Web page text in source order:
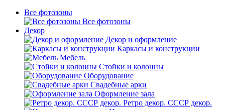
Все фотозоны
Все фотозоны
Декор
Декор и оформление
Каркасы и конструкции
Мебель
Стойки и колонны
Оборудование
Свадебные арки
Оформление зала
Ретро декор. СССР декор.